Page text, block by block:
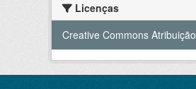
Licenças
Creative Commons Atribuição